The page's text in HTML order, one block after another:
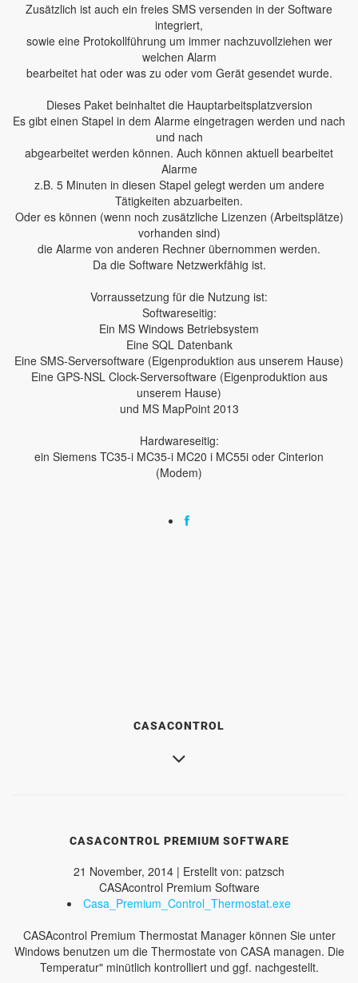
Zusätzlich ist auch ein freies SMS versenden in der Software
integriert,
sowie eine Protokollführung um immer nachzuvollziehen wer
welchen Alarm
bearbeitet hat oder was zu oder vom Gerät gesendet wurde.
Dieses Paket beinhaltet die Hauptarbeitsplatzversion
Es gibt einen Stapel in dem Alarme eingetragen werden und nach
und nach
abgearbeitet werden können. Auch können aktuell bearbeitet
Alarme
z.B. 5 Minuten in diesen Stapel gelegt werden um andere
Tätigkeiten abzuarbeiten.
Oder es können (wenn noch zusätzliche Lizenzen (Arbeitsplätze)
vorhanden sind)
die Alarme von anderen Rechner übernommen werden.
Da die Software Netzwerkfähig ist.
Vorraussetzung für die Nutzung ist:
Softwareseitig:
Ein MS Windows Betriebsystem
Eine SQL Datenbank
Eine SMS-Serversoftware (Eigenproduktion aus unserem Hause)
Eine GPS-NSL Clock-Serversoftware (Eigenproduktion aus
unserem Hause)
und MS MapPoint 2013
Hardwareseitig:
ein Siemens TC35-i MC35-i MC20 i MC55i oder Cinterion
(Modem)
CASACONTROL
CASACONTROL PREMIUM SOFTWARE
21 November, 2014 | Erstellt von: patzsch
CASAcontrol Premium Software
Casa_Premium_Control_Thermostat.exe
CASAcontrol Premium Thermostat Manager können Sie unter
Windows benutzen um die Thermostate von CASA managen. Die
Temperatur" minütlich kontrolliert und ggf. nachgestellt.